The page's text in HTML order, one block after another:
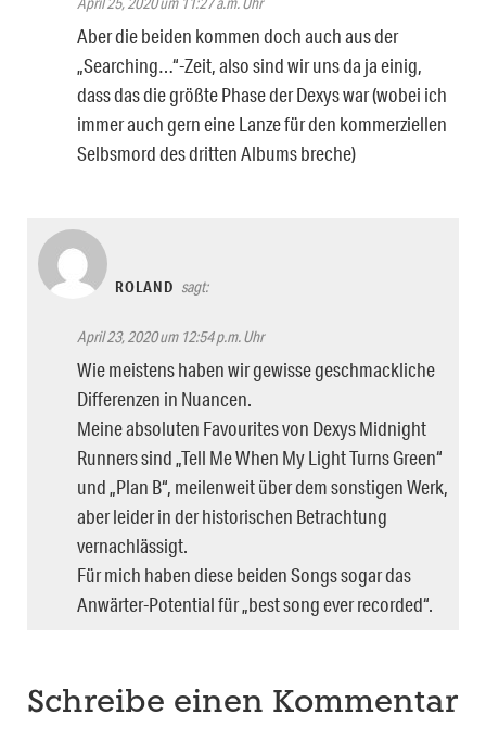
Aber die beiden kommen doch auch aus der
„Searching…“-Zeit, also sind wir uns da ja einig,
dass das die größte Phase der Dexys war (wobei ich
immer auch gern eine Lanze für den kommerziellen
Selbsmord des dritten Albums breche)
ROLAND sagt:
April 23, 2020 um 12:54 p.m. Uhr
Wie meistens haben wir gewisse geschmackliche
Differenzen in Nuancen.
Meine absoluten Favourites von Dexys Midnight
Runners sind „Tell Me When My Light Turns Green“
und „Plan B“, meilenweit über dem sonstigen Werk,
aber leider in der historischen Betrachtung
vernachlässigt.
Für mich haben diese beiden Songs sogar das
Anwärter-Potential für „best song ever recorded“.
Schreibe einen Kommentar